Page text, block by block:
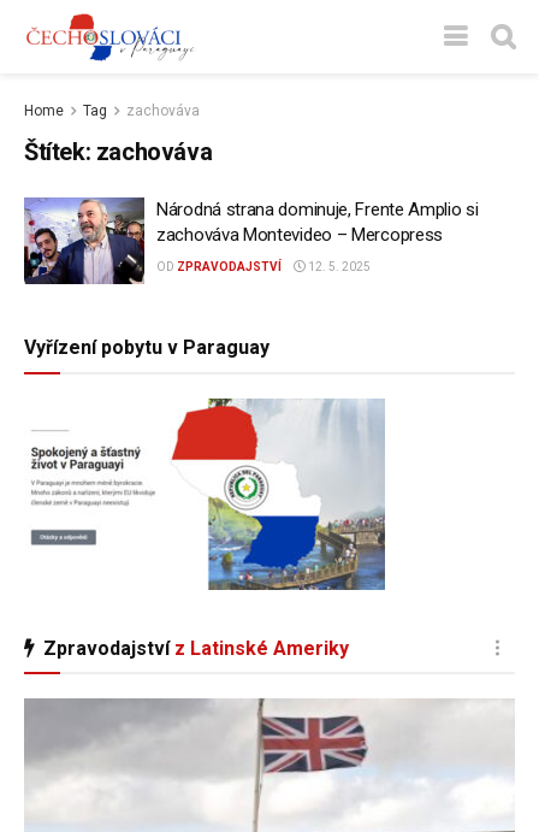
Home Tag zachováva
Štítek: zachováva
Národná strana dominuje, Frente Amplio si
zachováva Montevideo – Mercopress
OD ZPRAVODAJSTVÍ 12. 5. 2025
Vyřízení pobytu v Paraguay
Zpravodajství z Latinské Ameriky